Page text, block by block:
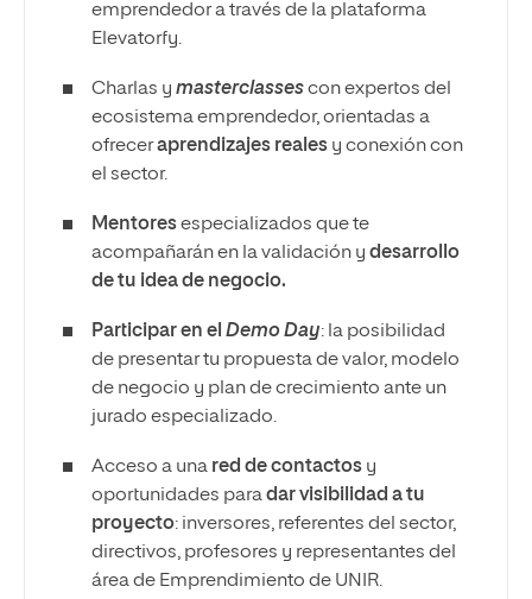
emprendedor a través de la plataforma
Elevatorfy.
Charlas y masterclassescon expertos del
ecosistema emprendedor, orientadas a
ofreceraprendizajes reales y conexión con
el sector.
Mentoresespecializados que te
acompañarán en la validación y desarrollo
de tu idea de negocio.
Participar en el Demo Day: la posibilidad
de presentar tu propuesta de valor, modelo
de negocio y plan de crecimiento ante un
jurado especializado.
Acceso a una red de contactos y
oportunidades paradar visibilidad a tu
proyecto: inversores, referentes del sector,
directivos, profesores y representantes del
área de Emprendimiento de UNIR.